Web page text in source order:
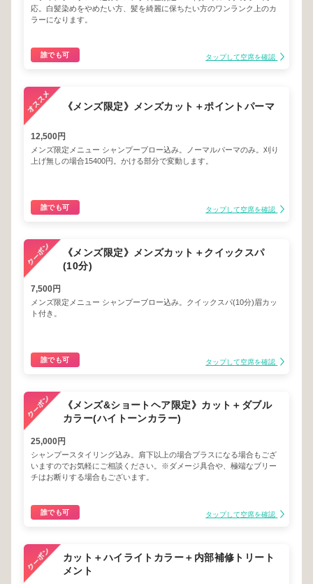
応。白髪染めをやめたい方、髪を綺麗に保ちたい方のワンランク上のカ
ラーになります。
誰でも可 タップして空席を確認
《メンズ限定》メンズカット＋ポイントパーマ
12,500円
メンズ限定メニュー シャンプーブロー込み。ノーマルパーマのみ。刈り
上げ無しの場合15400円。かける部分で変動します。
誰でも可 タップして空席を確認
《メンズ限定》メンズカット＋クイックスパ
(10分)
7,500円
メンズ限定メニュー シャンプーブロー込み。クイックスパ(10分)眉カッ
ト付き。
誰でも可 タップして空席を確認
《メンズ&ショートヘア限定》カット＋ダブル
カラー(ハイトーンカラー)
25,000円
シャンプースタイリング込み。肩下以上の場合プラスになる場合もござ
いますのでお気軽にご相談ください。※ダメージ具合や、極端なブリー
チはお断りする場合もございます。
誰でも可 タップして空席を確認
カット＋ハイライトカラー＋内部補修トリート
メント